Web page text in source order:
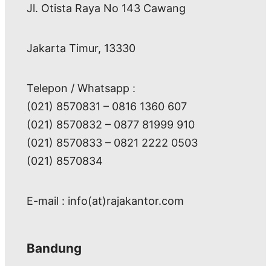
Jl. Otista Raya No 143 Cawang
Jakarta Timur, 13330
Telepon / Whatsapp :
(021) 8570831 – 0816 1360 607
(021) 8570832 – 0877 81999 910
(021) 8570833 – 0821 2222 0503
(021) 8570834
E-mail : info(at)rajakantor.com
Bandung